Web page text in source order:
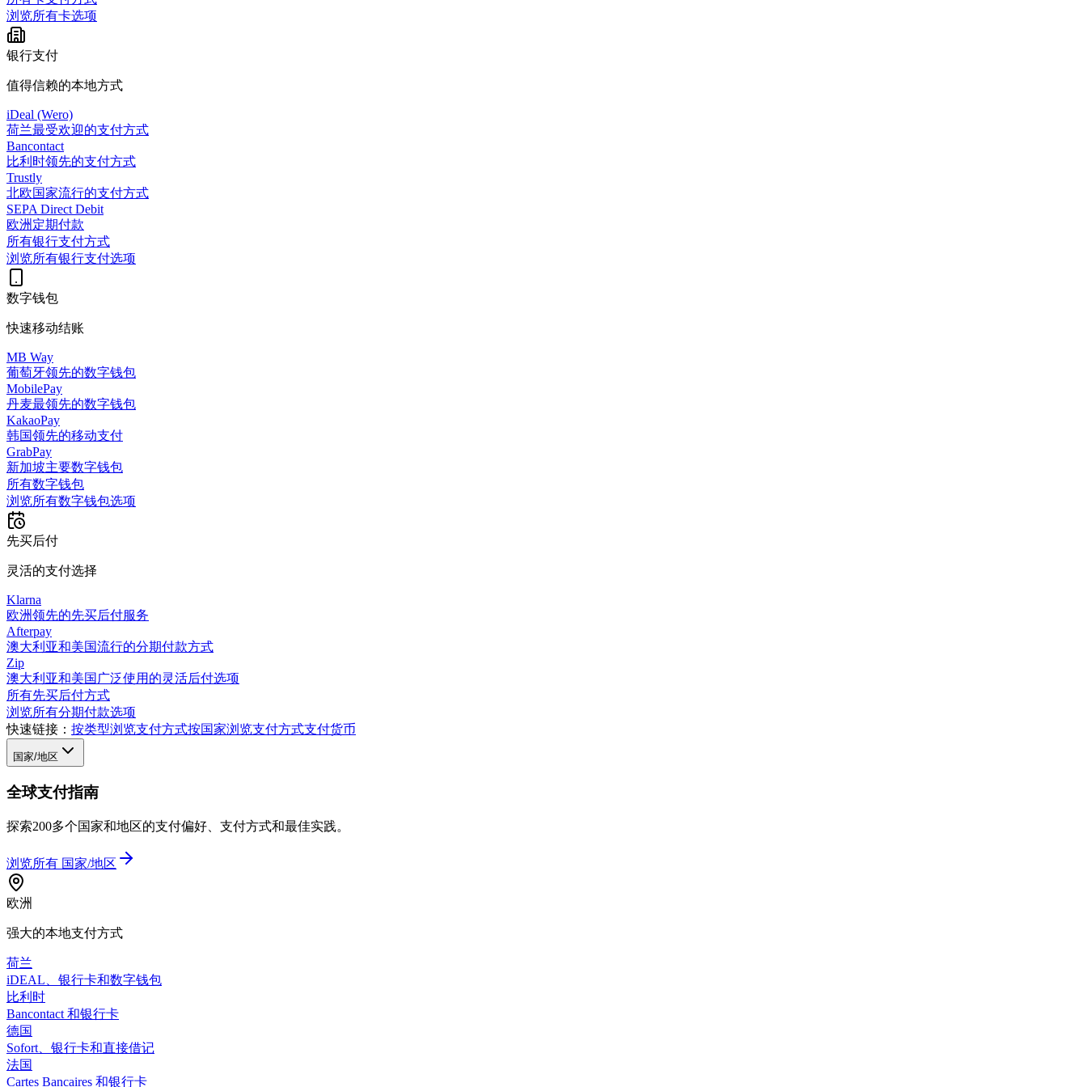
浏览所有卡选项
银行支付
值得信赖的本地方式
iDeal (Wero)
荷兰最受欢迎的支付方式
Bancontact
比利时领先的支付方式
Trustly
北欧国家流行的支付方式
SEPA Direct Debit
欧洲定期付款
所有银行支付方式
浏览所有银行支付选项
数字钱包
快速移动结账
MB Way
葡萄牙领先的数字钱包
MobilePay
丹麦最领先的数字钱包
KakaoPay
韩国领先的移动支付
GrabPay
新加坡主要数字钱包
所有数字钱包
浏览所有数字钱包选项
先买后付
灵活的支付选择
Klarna
欧洲领先的先买后付服务
Afterpay
澳大利亚和美国流行的分期付款方式
Zip
澳大利亚和美国广泛使用的灵活后付选项
所有先买后付方式
浏览所有分期付款选项
快速链接： 按类型浏览支付方式按国家浏览支付方式支付货币
国家/地区
全球支付指南
探索200多个国家和地区的支付偏好、支付方式和最佳实践。
浏览所有 国家/地区
欧洲
强大的本地支付方式
荷兰
iDEAL、银行卡和数字钱包
比利时
Bancontact 和银行卡
德国
Sofort、银行卡和直接借记
法国
Cartes Bancaires 和银行卡